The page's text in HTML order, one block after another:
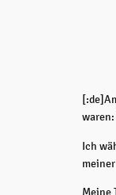
Ich
Meine